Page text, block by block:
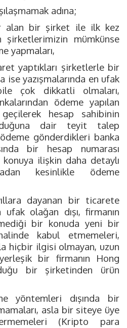
adına;
alan bir şirket ile ilk kez
mümkünse
yapmaları,
yaptıkları şirketlerle bir
ise yazışmalarında en ufak
çok dikkatli olmaları,
ödeme yapılan
hesap sahibinin
dair teyit talep
gönderdikleri banka
bir hesap numarası
ilişkin daha detaylı
kesinlikle ödeme
dayanan bir ticarete
olağan dışı, firmanın
bir konuda yeni bir
kabul etmemeleri,
hiçbir ilgisi olmayan, uzun
bir firmanın Hong
bir şirketinden ürün
yöntemleri dışında bir
asla bir siteye üye
(Kripto para